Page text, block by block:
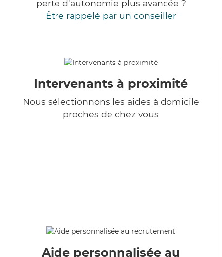
perte d'autonomie plus avancée ?
Être rappelé par un conseiller
Intervenants à proximité
Nous sélectionnons les aides à domicile
proches de chez vous
Aide personnalisée au